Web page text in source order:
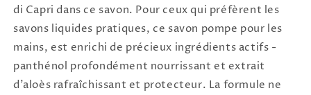
PARMA
PARMA
di Capri dans ce savon. Pour ceux qui préfèrent les
savons liquides pratiques, ce savon pompe pour les
mains, est enrichi de précieux ingrédients actifs -
panthénol profondément nourrissant et extrait
d'aloès rafraîchissant et protecteur. La formule ne